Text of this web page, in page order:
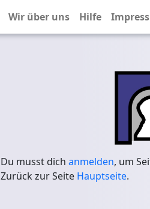
Wir über uns Hilfe
Du musst dich anmelden, um
Zurück zur Seite Hauptseite.